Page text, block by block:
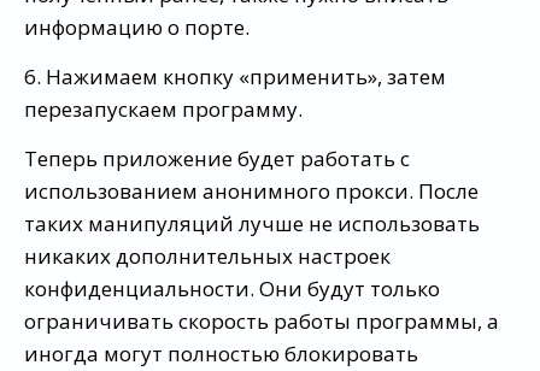
информацию о порте.
6. Нажимаем кнопку «применить», затем
перезапускаем программу.
Теперь приложение будет работать с
использованием анонимного прокси. После
таких манипуляций лучше не использовать
никаких дополнительных настроек
конфиденциальности. Они будут только
ограничивать скорость работы программы, а
иногда могут полностью блокировать